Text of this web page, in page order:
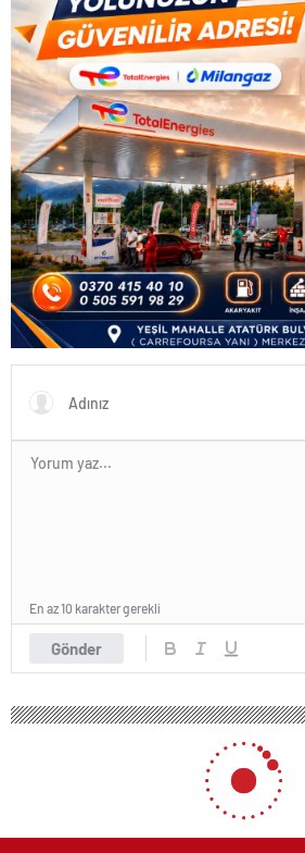
Gönder
En az 10 karakter gerekli